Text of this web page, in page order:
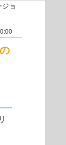
ョ